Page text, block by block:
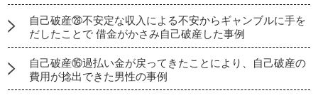
自己破産㉘不安定な収入による不安からギャンブルに手を
だしたことで 借金がかさみ自己破産した事例
自己破産⑯過払い金が戻ってきたことにより、自己破産の
費用が捻出できた男性の事例